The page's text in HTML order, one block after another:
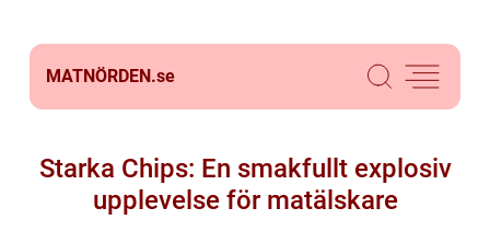
MATNÖRDEN.se
Starka Chips: En smakfullt explosiv
upplevelse för matälskare